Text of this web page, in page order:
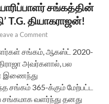
சங்கத்தின்
தியாகராஜன்!
a Comment
சங்கம், ஆகஸ்ட் 2020-
அவர்களால், பல
இணைந்து
சங்கம் 365-க்கும் மேற்பட்ட
வளர்ந்து தனது